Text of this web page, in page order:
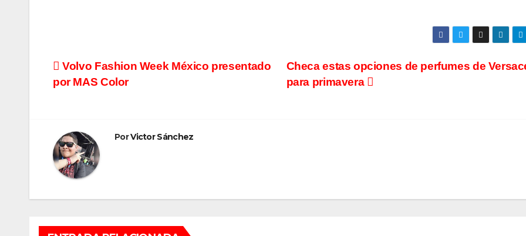
Navegación
de
Checa estas opciones de perfumes de
para primavera
Volvo Fashion Week México presentado
por MAS Color
PorVictor Sánchez